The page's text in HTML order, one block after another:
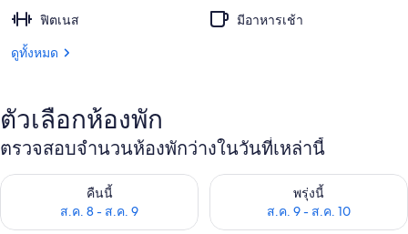
ฟิตเนส
มีอาหารเช้า
ดูทั้งหมด
ตัวเลือกห้องพัก
ตรวจสอบจำนวนห้องพักว่างในวันที่เหล่านี้
คืนนี้
ส.ค. 8 - ส.ค. 9
ตรวจสอบจำนวนห้องพักว่างในคืนนี้ ส.ค. 8 - ส.ค. 9พรุ่งนี้
ส.ค. 9 - ส.ค. 10
ตรวจสอบจำนวนห้องพักว่างใน